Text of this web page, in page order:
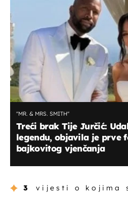
''MR. & MRS. SMITH''
Treći brak Tije Jurčić:
legendu, objavila je prve
bajkovitog vjenčanja
3 vijesti o kojima